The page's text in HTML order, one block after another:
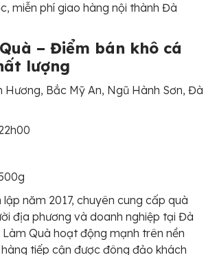
miễn phí giao hàng nội thành Đà
– Điểm bán khô cá
lượng
Hương, Bắc Mỹ An, Ngũ Hành Sơn, Đà
năm 2017, chuyên cung cấp quà
địa phương và doanh nghiệp tại Đà
Quà hoạt động mạnh trên nền
tiếp cận được đông đảo khách